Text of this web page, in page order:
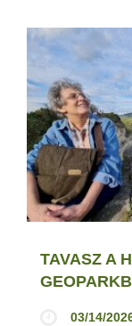
TAVASZ A
03/14/